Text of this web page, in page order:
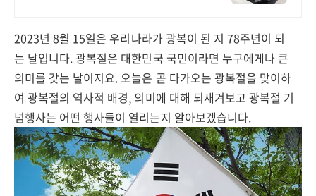
2023년 8월 15일은 우리나라가 광복이 된 지 78주년이 되
는 날입니다. 광복절은 대한민국 국민이라면 누구에게나 큰
의미를 갖는 날이지요. 오늘은 곧 다가오는 광복절을 맞이하
여 광복절의 역사적 배경, 의미에 대해 되새겨보고 광복절 기
념행사는 어떤 행사들이 열리는지 알아보겠습니다.